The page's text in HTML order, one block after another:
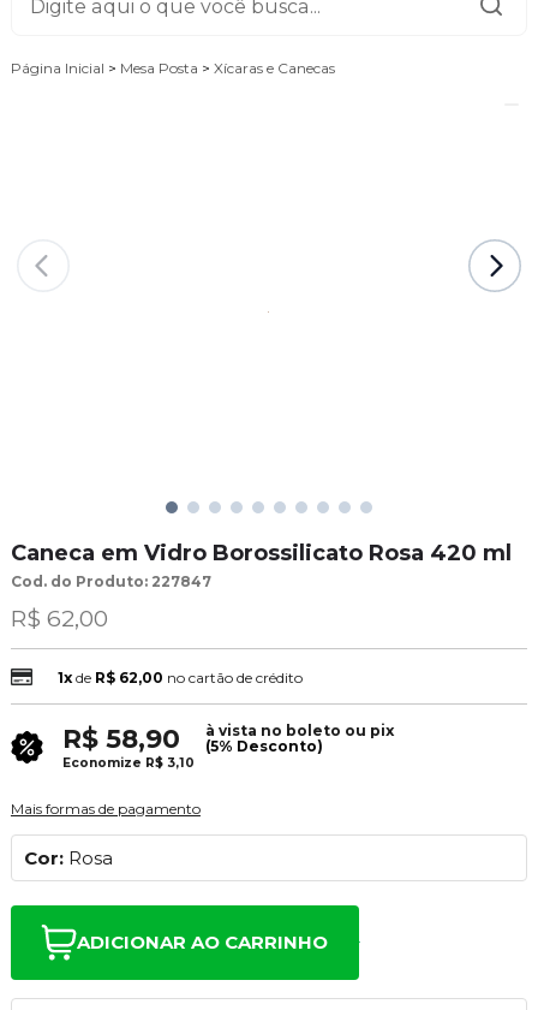
Página Inicial > Mesa Posta > Xícaras e Canecas
Caneca em Vidro Borossilicato Rosa 420 ml
Cod. do Produto: 227847
R$ 62,00
1xde R$ 62,00 no cartão de crédito
R$ 58,90
à vista no boleto ou pix
(5% Desconto)
Economize R$ 3,10
Mais formas de pagamento
Cor: Rosa
ADICIONAR AO CARRINHO